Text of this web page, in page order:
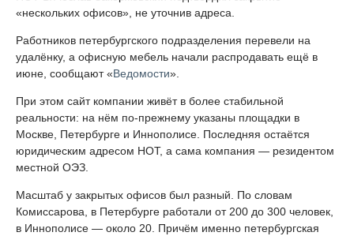
«нескольких офисов», не уточнив адреса.
Работников петербургского подразделения перевели на
удалёнку, а офисную мебель начали распродавать ещё в
июне, сообщают «Ведомости».
При этом сайт компании живёт в более стабильной
реальности: на нём по-прежнему указаны площадки в
Москве, Петербурге и Иннополисе. Последняя остаётся
юридическим адресом НОТ, а сама компания — резидентом
местной ОЭЗ.
Масштаб у закрытых офисов был разный. По словам
Комиссарова, в Петербурге работали от 200 до 300 человек,
в Иннополисе — около 20. Причём именно петербургская